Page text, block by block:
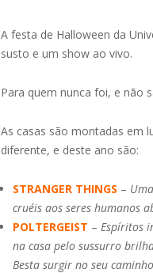
A festa de Halloween da
susto e um show ao vivo.
Para quem nunca foi, e não
As casas são montadas em
diferente, e deste ano são:
STRANGER THINGS –
cruéis aos seres humanos
POLTERGEIST – Espíritos
na casa pelo sussurro
Besta surgir no seu